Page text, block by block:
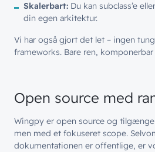
Bliv inspireret
Managed Services
Managed Security
Customer Experience
Bliv en del afteamet!
Ledige stillinger
Skriv dig op og få alle
Skriv dig op
Skalerbart: Du kan subclass’e
din egen arkitektur.
Vi har også gjort det let – ingen
frameworks. Bare ren,
Open source med
Wingpy er open source og
men med et fokuseret scope.
dokumentationen er offentlige, er